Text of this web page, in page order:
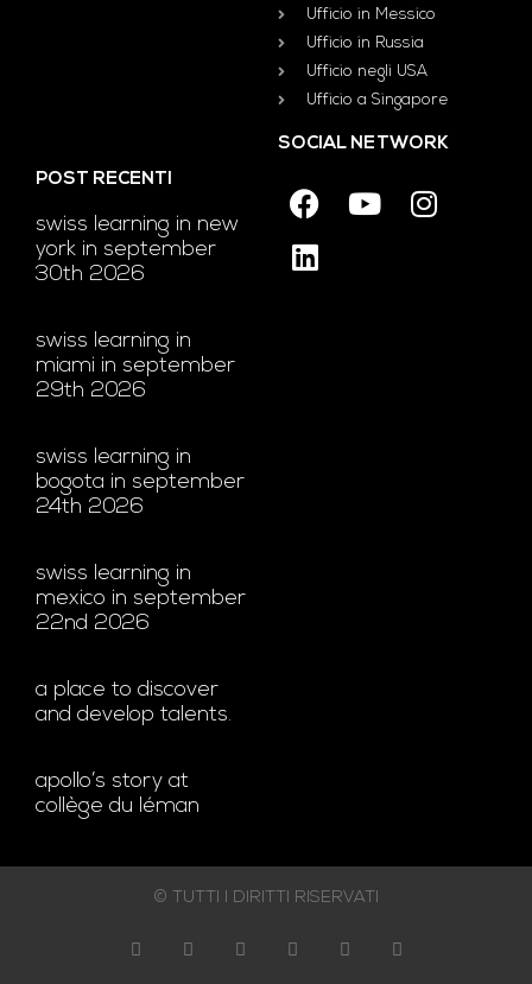
Ufficio in Messico
Ufficio in Russia
Ufficio negli USA
Ufficio a Singapore
POST RECENTI
swiss learning in new
york in september
30th 2026
swiss learning in
miami in september
29th 2026
swiss learning in
bogota in september
24th 2026
swiss learning in
mexico in september
22nd 2026
a place to discover
and develop talents.
apollo’s story at
collège du léman
SOCIAL NETWORK
© TUTTI I DIRITTI RISERVATI